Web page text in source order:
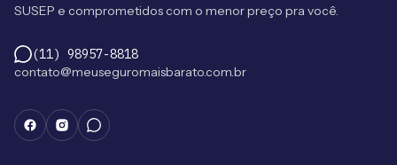
SUSEP e comprometidos com o menor preço pra você.
(11) 98957-8818
contato@meuseguromaisbarato.com.br